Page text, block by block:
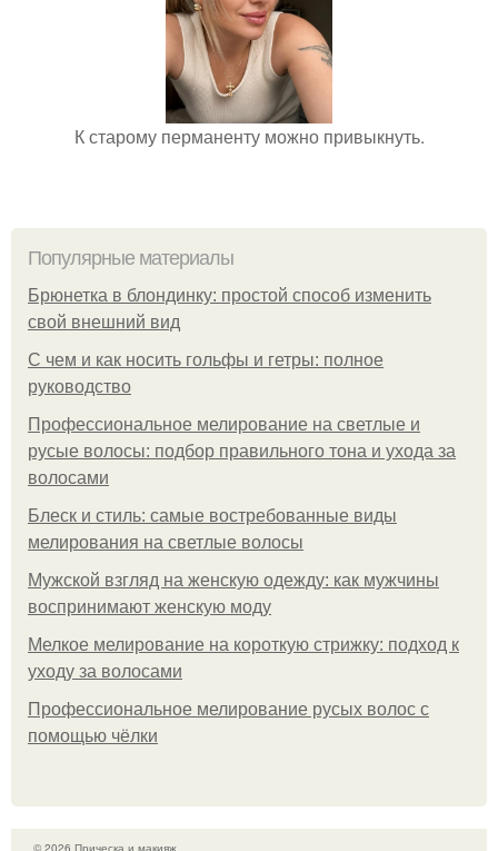
К старому перманенту можно привыкнуть.
Популярные материалы
Брюнетка в блондинку: простой способ изменить
свой внешний вид
С чем и как носить гольфы и гетры: полное
руководство
Профессиональное мелирование на светлые и
русые волосы: подбор правильного тона и ухода за
волосами
Блеск и стиль: самые востребованные виды
мелирования на светлые волосы
Мужской взгляд на женскую одежду: как мужчины
воспринимают женскую моду
Мелкое мелирование на короткую стрижку: подход к
уходу за волосами
Профессиональное мелирование русых волос с
помощью чёлки
© 2026 Прическа и макияж